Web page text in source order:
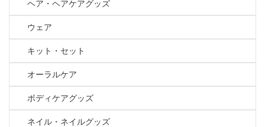
ヘア・ヘアケアグッズ
ウェア
キット・セット
オーラルケア
ボディケアグッズ
ネイル・ネイルグッズ